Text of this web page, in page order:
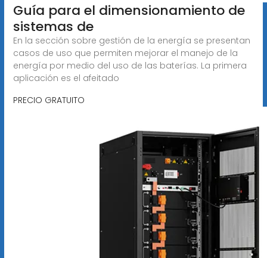
Guía para el dimensionamiento de
sistemas de
En la sección sobre gestión de la energía se presentan
casos de uso que permiten mejorar el manejo de la
energía por medio del uso de las baterías. La primera
aplicación es el afeitado
PRECIO GRATUITO